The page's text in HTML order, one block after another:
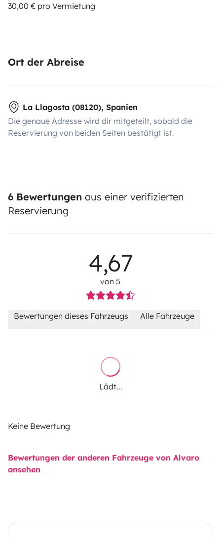
30,00 € pro Vermietung
Ort der Abreise
La Llagosta (08120), Spanien
Die genaue Adresse wird dir mitgeteilt, sobald die
Reservierung von beiden Seiten bestätigt ist.
6 Bewertungen aus einer verifizierten
Reservierung
4,67
von 5
Bewertungen dieses Fahrzeugs Alle Fahrzeuge
Lädt...
Keine Bewertung
Bewertungen der anderen Fahrzeuge von Alvaro
ansehen